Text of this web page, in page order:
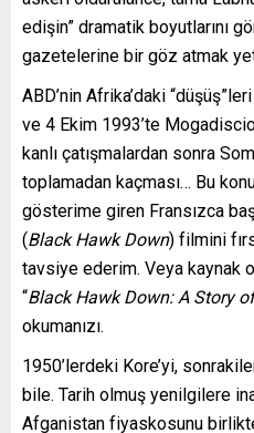
edişin” dramatik boyutlarını
gazetelerine bir göz atmak
ABD’nin Afrika’daki
ve 4 Ekim 1993’te
kanlı çatışmalardan sonra
toplamadan kaçması… Bu
gösterime giren Fransızca
(Black Hawk Down) filmini
tavsiye ederim. Veya kaynak
“Black Hawk Down: A Story
okumanızı.
1950’lerdeki Kore’yi,
bile. Tarih olmuş yenilgilere
Afganistan fiyaskosunu